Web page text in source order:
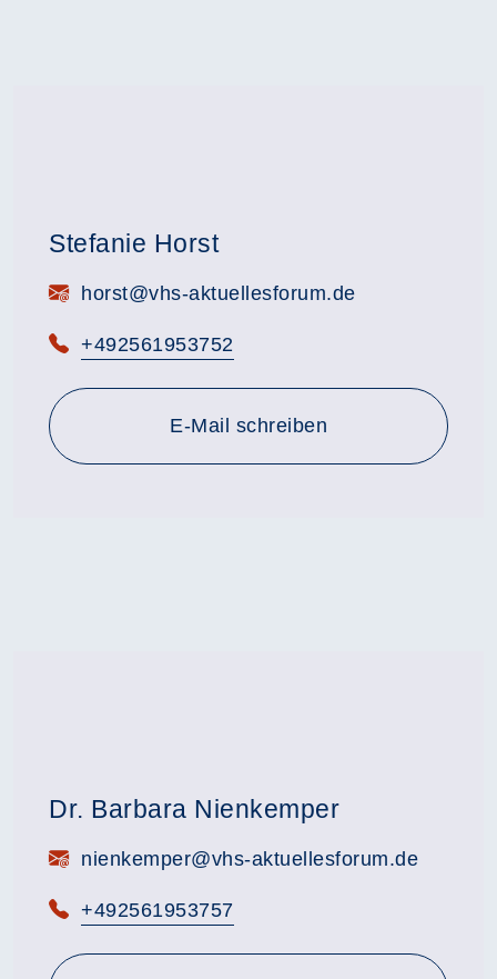
Stefanie Horst
E-Mail:horst@vhs-aktuellesforum.de
Telefon:
+492561953752
E-Mail schreiben
Dr. Barbara Nienkemper
E-Mail:nienkemper@vhs-aktuellesforum.de
Telefon:
+492561953757